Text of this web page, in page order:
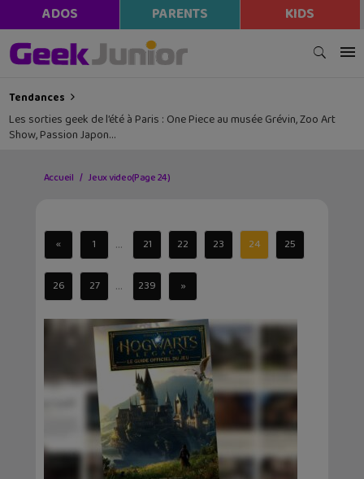
ADOS PARENTS KIDS
Tendances
Les sorties geek de l’été à Paris : One Piece au musée Grévin, Zoo Art
Show, Passion Japon…
Accueil Jeux video(Page 24)
« 1 ... 21 22 23 24 25
26 27 ... 239 »